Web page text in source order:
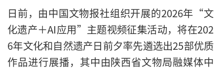
日前，由中国文物报社组织开展的2026年“文
化遗产＋AI应用”主题视频征集活动，将在202
6年文化和自然遗产日前夕率先遴选出25部优质
作品进行展播，其中由陕西省文物局融媒体中